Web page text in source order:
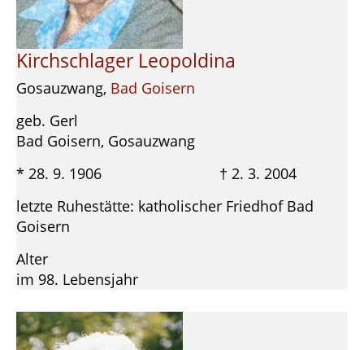
Kirchschlager Leopoldina
Gosauzwang, Bad Goisern
geb. Gerl
Bad Goisern, Gosauzwang
* 28. 9. 1906 † 2. 3. 2004
letzte Ruhestätte: katholischer Friedhof Bad
Goisern
Alter
im 98. Lebensjahr